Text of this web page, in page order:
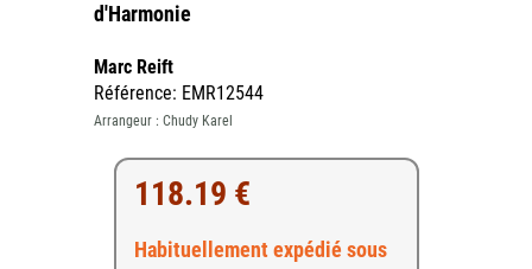
d'Harmonie
Marc Reift
Référence: EMR12544
Arrangeur : Chudy Karel
118.19 €
Habituellement expédié sous